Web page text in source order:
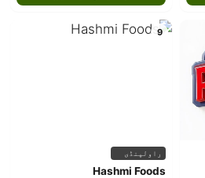
9
راولپنڈی
Hashmi Foods